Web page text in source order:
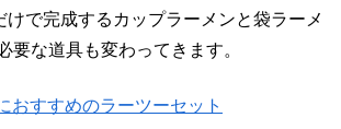
けで完成するカップラーメンと袋ラーメ
要な道具も変わってきます。
おすすめのラーツーセット